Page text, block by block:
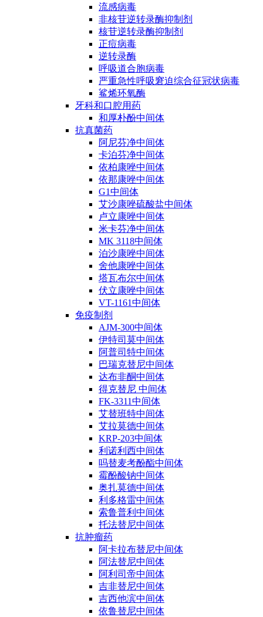
流感病毒
非核苷逆转录酶抑制剂
核苷逆转录酶抑制剂
正痘病毒
逆转录酶
呼吸道合胞病毒
严重急性呼吸窘迫综合征冠状病毒
鲨烯环氧酶
牙科和口腔用药
和厚朴酚中间体
抗真菌药
阿尼芬净中间体
卡泊芬净中间体
依柏康唑中间体
依那康唑中间体
G1中间体
艾沙康唑硫酸盐中间体
卢立康唑中间体
米卡芬净中间体
MK 3118中间体
泊沙康唑中间体
舍他康唑中间体
塔瓦布尔中间体
伏立康唑中间体
VT-1161中间体
免疫制剂
AJM-300中间体
伊特司莫中间体
阿普司特中间体
巴瑞克替尼中间体
达布非酮中间体
得克替尼 中间体
FK-3311中间体
艾替班特中间体
艾拉莫德中间体
KRP-203中间体
利诺利西中间体
吗替麦考酚酯中间体
霉酚酸钠中间体
奥扎莫德中间体
利多格雷中间体
索鲁普利中间体
托法替尼中间体
抗肿瘤药
阿卡拉布替尼中间体
阿法替尼中间体
阿利司帝中间体
吉非替尼中间体
吉西他滨中间体
依鲁替尼中间体